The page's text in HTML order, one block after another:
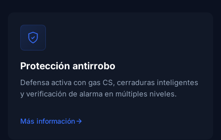
Protección antirrobo
Defensa activa con gas CS, cerraduras inteligentes
y verificación de alarma en múltiples niveles.
Más información